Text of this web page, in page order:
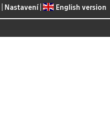
Nastavení| English version